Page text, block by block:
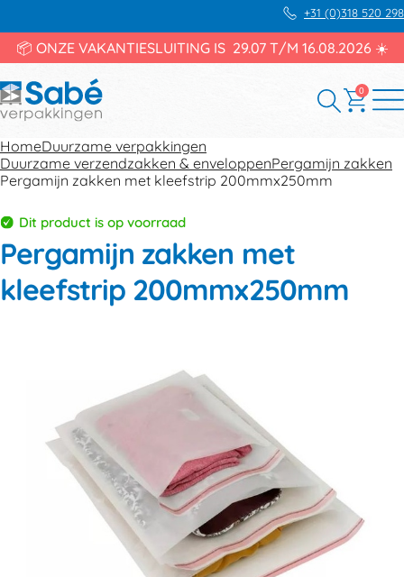
+31 (0)318 520 298
📦 ONZE VAKANTIESLUITING IS 29.07 T/M 16.08.2026 ☀️
0
HomeDuurzame verpakkingen
Duurzame verzendzakken & enveloppenPergamijn zakken
Pergamijn zakken met kleefstrip 200mmx250mm
Dit product is op voorraad
Pergamijn zakken met
kleefstrip 200mmx250mm